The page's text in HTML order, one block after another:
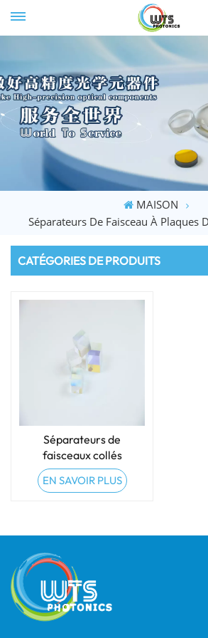
MAISON
Séparateurs De Faisceau À Plaques
CATÉGORIES DE PRODUITS
Séparateurs de
faisceaux collés
annulant la polarisation
EN SAVOIR PLUS